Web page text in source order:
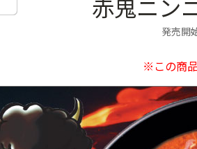
赤鬼ニン
発売開
※この商